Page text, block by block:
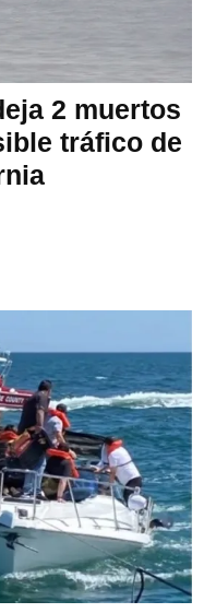
2 muertos
tráfico de